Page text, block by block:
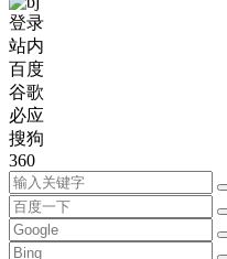
登录
站内
百度
谷歌
必应
搜狗
360